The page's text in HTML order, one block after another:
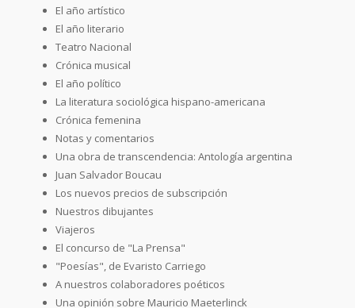
El año artístico
El año literario
Teatro Nacional
Crónica musical
El año político
La literatura sociológica hispano-americana
Crónica femenina
Notas y comentarios
Una obra de transcendencia: Antología argentina
Juan Salvador Boucau
Los nuevos precios de subscripción
Nuestros dibujantes
Viajeros
El concurso de "La Prensa"
"Poesías", de Evaristo Carriego
A nuestros colaboradores poéticos
Una opinión sobre Mauricio Maeterlinck